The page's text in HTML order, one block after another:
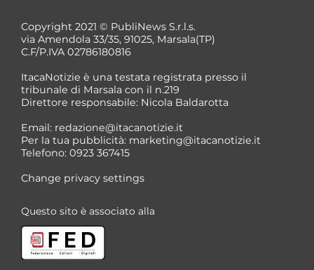
*
Copyright 2021 © PubliNews S.r.l.s.
via Amendola 33/35, 91025, Marsala(TP)
C.F/P.IVA 02786180816
ItacaNotizie è una testata registrata presso il
tribunale di Marsala con il n.219
Direttore responsabile: Nicola Baldarotta
Email: redazione@itacanotizie.it
Per la tua pubblicità: marketing@itacanotizie.it
Telefono: 0923 367415
Change privacy settings
Questo sito è associato alla